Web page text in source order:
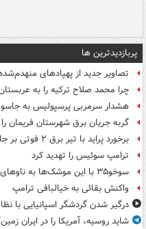
پربازدیدترین ها
تصاویر جدید از پهپادهای
چرا محمد صلاح ترکیه را به
هشدار سرمربی پرسپولیس به
گربه جریان برق شهرستان فریمان
برخورد پراید با تیر برق ۲ فوتی بر جای گذاشت
ترامپ سوئیس را تهدید کرد
سوخو۳۵ با این موشک‌ها به ناوهای‌جنگی حمله می‌کند
واکنش بقائی به خیالبافی ترامپ
درگیر شدن گردشگر اسپانیایی با
شاید روسیه، آمریکا را در ایران